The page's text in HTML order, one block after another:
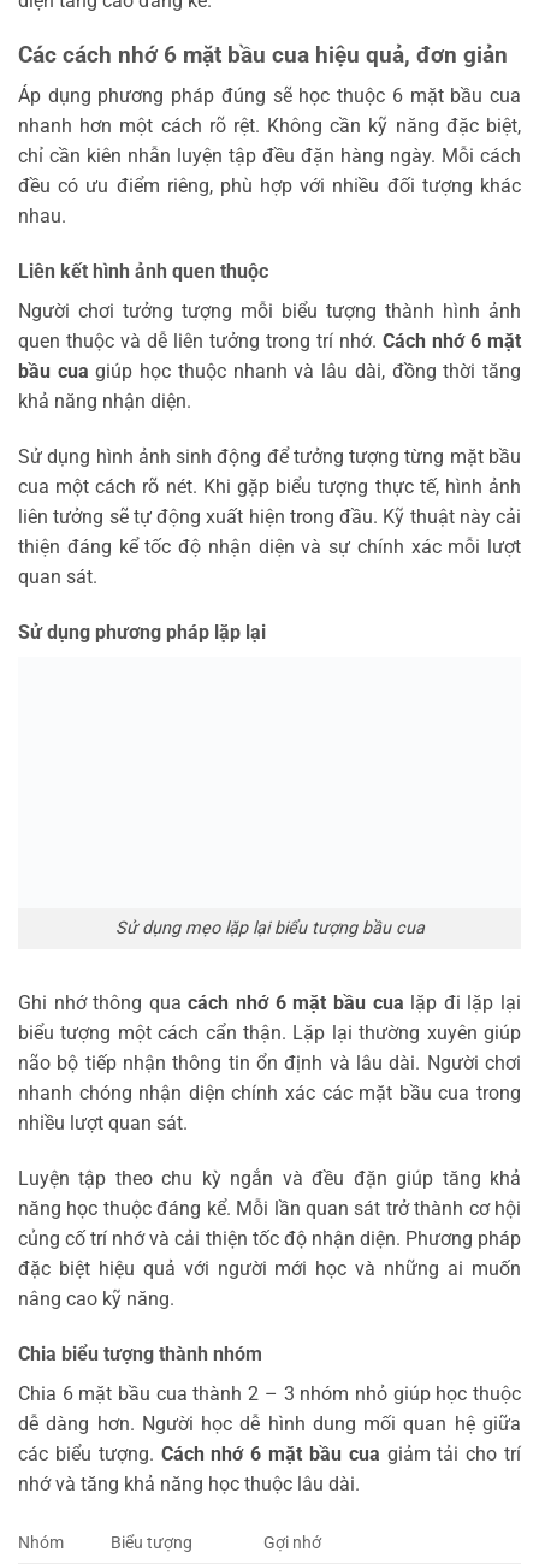
Các cách nhớ 6 mặt bầu cua hiệu quả, đơn giản
Áp dụng phương pháp đúng sẽ học thuộc 6 mặt bầu cua
nhanh hơn một cách rõ rệt. Không cần kỹ năng đặc biệt,
chỉ cần kiên nhẫn luyện tập đều đặn hàng ngày. Mỗi cách
đều có ưu điểm riêng, phù hợp với nhiều đối tượng khác
nhau.
Liên kết hình ảnh quen thuộc
Người chơi tưởng tượng mỗi biểu tượng thành hình ảnh
quen thuộc và dễ liên tưởng trong trí nhớ. Cách nhớ 6 mặt
bầu cua giúp học thuộc nhanh và lâu dài, đồng thời tăng
khả năng nhận diện.
Sử dụng hình ảnh sinh động để tưởng tượng từng mặt bầu
cua một cách rõ nét. Khi gặp biểu tượng thực tế, hình ảnh
liên tưởng sẽ tự động xuất hiện trong đầu. Kỹ thuật này cải
thiện đáng kể tốc độ nhận diện và sự chính xác mỗi lượt
quan sát.
Sử dụng phương pháp lặp lại
Sử dụng mẹo lặp lại biểu tượng bầu cua
Ghi nhớ thông quacách nhớ 6 mặt bầu cua lặp đi lặp lại
biểu tượng một cách cẩn thận. Lặp lại thường xuyên giúp
não bộ tiếp nhận thông tin ổn định và lâu dài. Người chơi
nhanh chóng nhận diện chính xác các mặt bầu cua trong
nhiều lượt quan sát.
Luyện tập theo chu kỳ ngắn và đều đặn giúp tăng khả
năng học thuộc đáng kể. Mỗi lần quan sát trở thành cơ hội
củng cố trí nhớ và cải thiện tốc độ nhận diện. Phương pháp
đặc biệt hiệu quả với người mới học và những ai muốn
nâng cao kỹ năng.
Chia biểu tượng thành nhóm
Chia 6 mặt bầu cua thành 2 – 3 nhóm nhỏ giúp học thuộc
dễ dàng hơn. Người học dễ hình dung mối quan hệ giữa
các biểu tượng. Cách nhớ 6 mặt bầu cua giảm tải cho trí
nhớ và tăng khả năng học thuộc lâu dài.
Nhóm Biểu tượng
Gợi nhớ